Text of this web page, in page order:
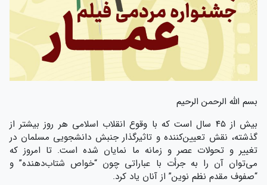
بسم الله الرحمن الرحیم
بیش از ۴۵ سال است که با وقوع انقلاب اسلامی هر روز بیشتر از
گذشته، نقش تعیین‌کننده و تاثیرگذار جنبش دانشجویی مسلمان در
تغییر و تحولات عصر و زمانه ما نمایان شده است. تا امروز که
می‌توان آن را به جرأت با عباراتی چون “خواص شتاب‌دهنده” و
“صفوف مقدم نظم نوين” از آنان یاد کرد.